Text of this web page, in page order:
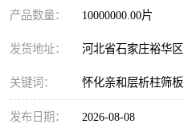
产品数量： 10000000.00片
发货地址： 河北省石家庄裕华区
关键词： 怀化亲和层析柱筛板
发布日期： 2026-08-08